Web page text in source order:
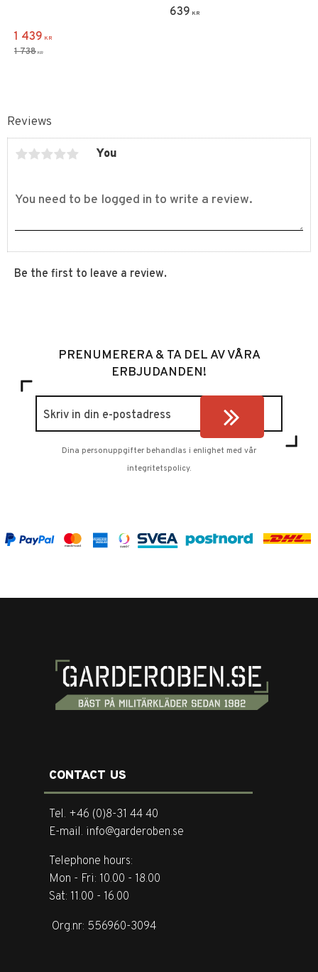
Reviews
You
Be the first to leave a review.
1 439 KR
1 738 KR
639 KR
PRENUMERERA & TA DEL AV VÅRA
ERBJUDANDEN!
Dina personuppgifter behandlas i enlighet med vår
integritetspolicy.
CONTACT US
Tel. +46 (0)8-31 44 40
E-mail. info@garderoben.se
Telephone hours:
Mon - Fri: 10.00 - 18.00
Sat: 11.00 - 16.00
Org.nr: 556960-3094